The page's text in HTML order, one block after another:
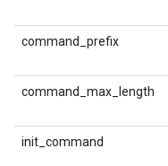
command_prefix
command_max_length
init_command